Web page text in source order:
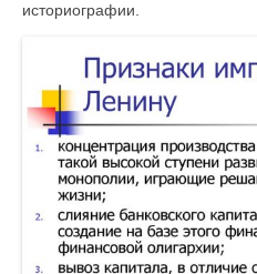
историографии.